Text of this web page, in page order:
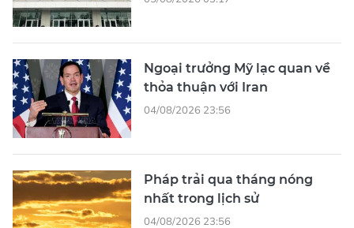
Ngoại trưởng Mỹ lạc quan về
thỏa thuận với Iran
04/08/2026 23:56
Pháp trải qua tháng nóng
nhất trong lịch sử
04/08/2026 23:56